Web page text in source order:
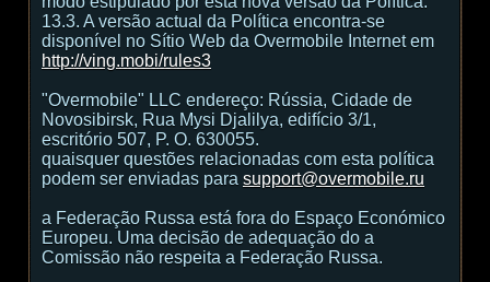
13.3. A versão actual da Política encontra-se
disponível no Sítio Web da Overmobile Internet em
http://ving.mobi/rules3
"Overmobile" LLC endereço: Rússia, Cidade de
Novosibirsk, Rua Mysi Djalilya, edifício 3/1,
escritório 507, P. O. 630055.
quaisquer questões relacionadas com esta política
podem ser enviadas para support@overmobile.ru
a Federação Russa está fora do Espaço Económico
Europeu. Uma decisão de adequação do a
Comissão não respeita a Federação Russa.